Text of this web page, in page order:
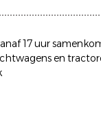
17 uur
en